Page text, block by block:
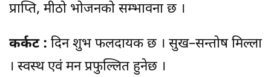
प्राप्ति, मीठो भोजनको सम्भावना छ ।
कर्कट : दिन शुभ फलदायक छ । सुख–सन्तोष मिल्ला
। स्वस्थ एवं मन प्रफुल्लित हुनेछ ।